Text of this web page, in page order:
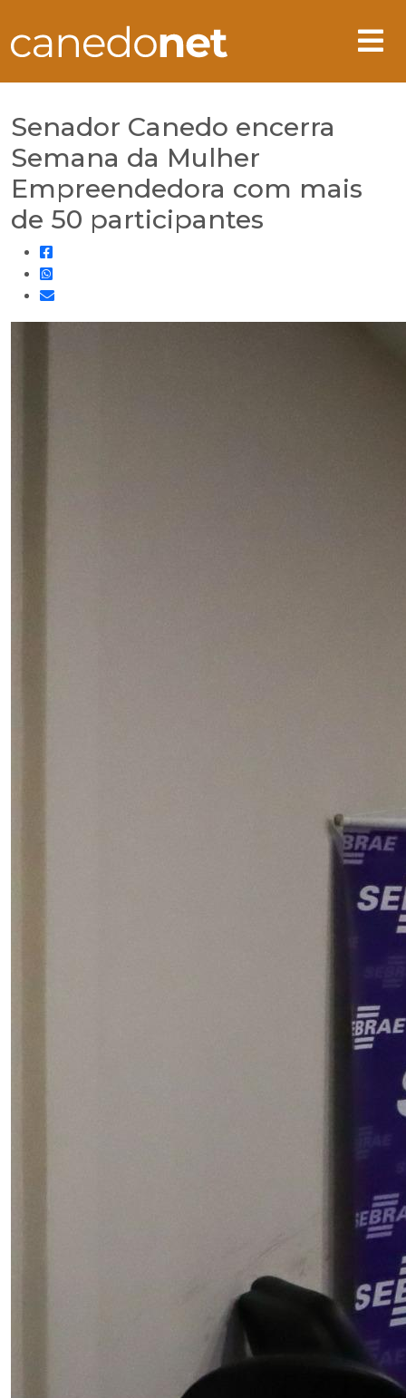
Senador Canedo encerra
Semana da Mulher
Empreendedora com mais
de 50 participantes